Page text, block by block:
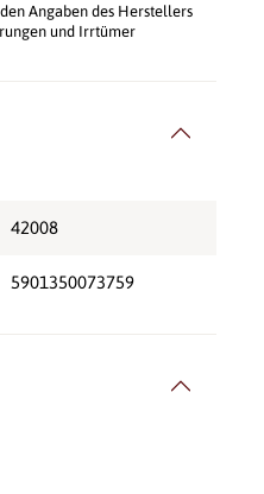
Angaben des Herstellers
und Irrtümer
42008
5901350073759